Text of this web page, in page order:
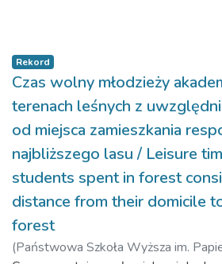
Rekord
Czas wolny młodzieży
terenach leśnych z
od miejsca zamieszkania
najbliższego lasu / Leisure
students spent in forest
distance from their domicile
forest
(Państwowa Szkoła Wyższa im.